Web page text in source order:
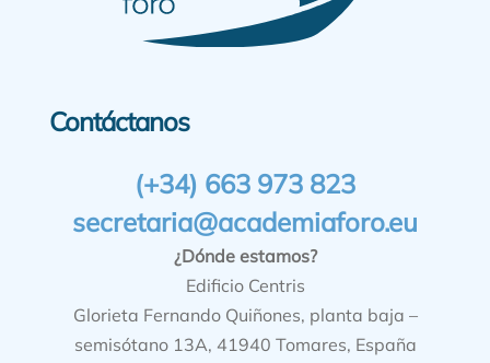
Contáctanos
(+34) 663 973 823
secretaria@academiaforo.eu
¿Dónde estamos?
Edificio Centris
Glorieta Fernando Quiñones, planta baja –
semisótano 13A, 41940 Tomares, España